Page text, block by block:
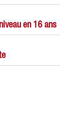
en 16 ans